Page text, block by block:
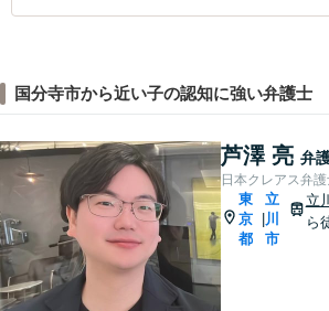
国分寺市から近い子の認知に強い弁護士
芦澤 亮 弁
日本クレアス弁
東
京
都
立
川
市
立
ら